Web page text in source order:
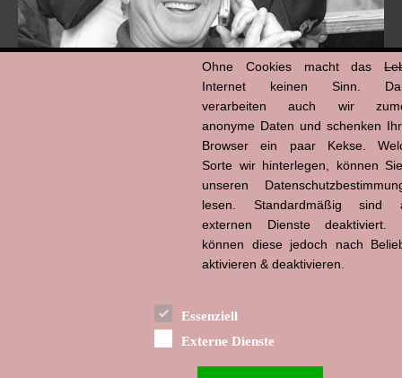
Ohne Cookies macht das
Internet keinen Sinn.
verarbeiten auch wir
anonyme Daten und schenken
Browser ein paar Kekse.
Sorte wir hinterlegen, können
unseren
lesen. Standardmäßig sind
externen Dienste deaktiviert.
können diese jedoch nach
aktivieren & deaktivieren.
Essenziell
Externe Dienste